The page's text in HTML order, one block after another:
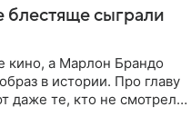
блестяще сыграли
кино, а Марлон Брандо
в истории. Про главу
даже те, кто не смотрел